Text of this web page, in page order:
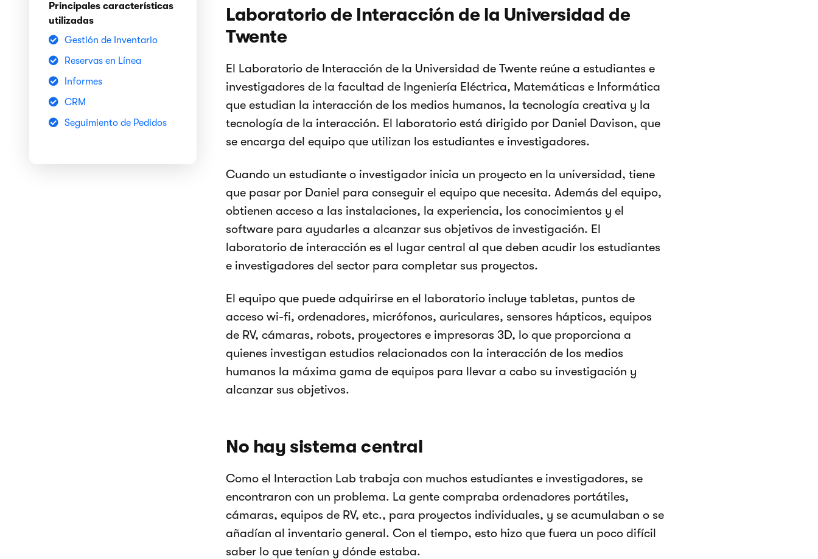
Principales características
utilizadas
Gestión de Inventario
Reservas en Línea
Informes
CRM
Seguimiento de Pedidos
Laboratorio de Interacción de la Universidad de
Twente
El Laboratorio de Interacción de la Universidad de Twente reúne a estudiantes e
investigadores de la facultad de Ingeniería Eléctrica, Matemáticas e Informática
que estudian la interacción de los medios humanos, la tecnología creativa y la
tecnología de la interacción. El laboratorio está dirigido por Daniel Davison, que
se encarga del equipo que utilizan los estudiantes e investigadores.
Cuando un estudiante o investigador inicia un proyecto en la universidad, tiene
que pasar por Daniel para conseguir el equipo que necesita. Además del equipo,
obtienen acceso a las instalaciones, la experiencia, los conocimientos y el
software para ayudarles a alcanzar sus objetivos de investigación. El
laboratorio de interacción es el lugar central al que deben acudir los estudiantes
e investigadores del sector para completar sus proyectos.
El equipo que puede adquirirse en el laboratorio incluye tabletas, puntos de
acceso wi-fi, ordenadores, micrófonos, auriculares, sensores hápticos, equipos
de RV, cámaras, robots, proyectores e impresoras 3D, lo que proporciona a
quienes investigan estudios relacionados con la interacción de los medios
humanos la máxima gama de equipos para llevar a cabo su investigación y
alcanzar sus objetivos.
No hay sistema central
Como el Interaction Lab trabaja con muchos estudiantes e investigadores, se
encontraron con un problema. La gente compraba ordenadores portátiles,
cámaras, equipos de RV, etc., para proyectos individuales, y se acumulaban o se
añadían al inventario general. Con el tiempo, esto hizo que fuera un poco difícil
saber lo que tenían y dónde estaba.